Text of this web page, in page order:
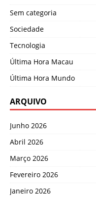
Sem categoria
Sociedade
Tecnologia
Última Hora Macau
Última Hora Mundo
ARQUIVO
Junho 2026
Abril 2026
Março 2026
Fevereiro 2026
Janeiro 2026